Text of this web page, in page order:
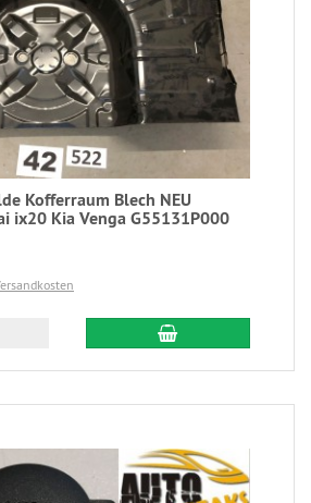
Kofferraum Blech NEU
ix20 Kia Venga G55131P000